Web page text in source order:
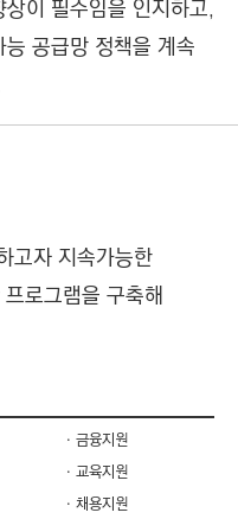
이 필수임을 인지하고,
공급망 정책을 계속
고자 지속가능한
로그램을 구축해
ㆍ금융지원
ㆍ교육지원
ㆍ채용지원